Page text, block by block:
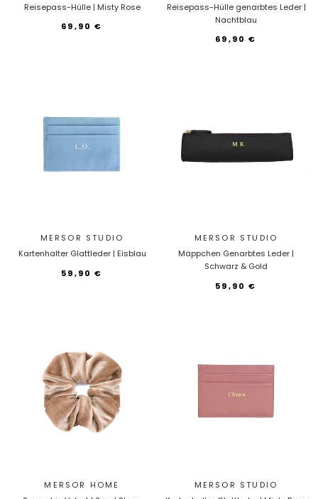
Reisepass-Hülle | Misty Rose
69,90 €
Reisepass-Hülle genarbtes Leder |
Nachtblau
69,90 €
MERSOR STUDIO
Kartenhalter Glattleder | Eisblau
59,90 €
MERSOR STUDIO
Mäppchen Genarbtes Leder |
Schwarz & Gold
59,90 €
MERSOR HOME
MERSOR STUDIO